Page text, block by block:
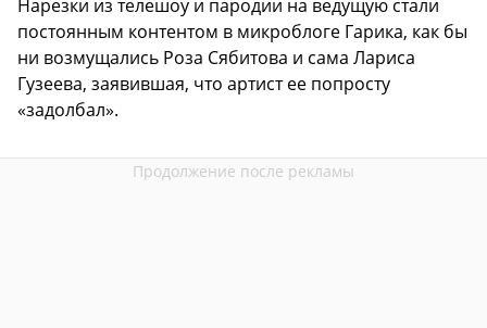
Нарезки из телешоу и пародии на ведущую стали
постоянным контентом в микроблоге Гарика, как бы
ни возмущались Роза Сябитова и сама Лариса
Гузеева, заявившая, что артист ее попросту
«задолбал».